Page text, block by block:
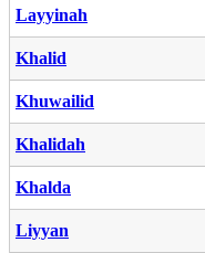
Layyinah
Khalid
Khuwailid
Khalidah
Khalda
Liyyan